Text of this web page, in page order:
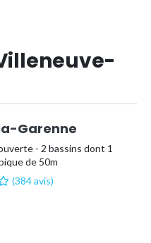
Garenne
- 2 bassins dont 1
de 50m
(384 avis)